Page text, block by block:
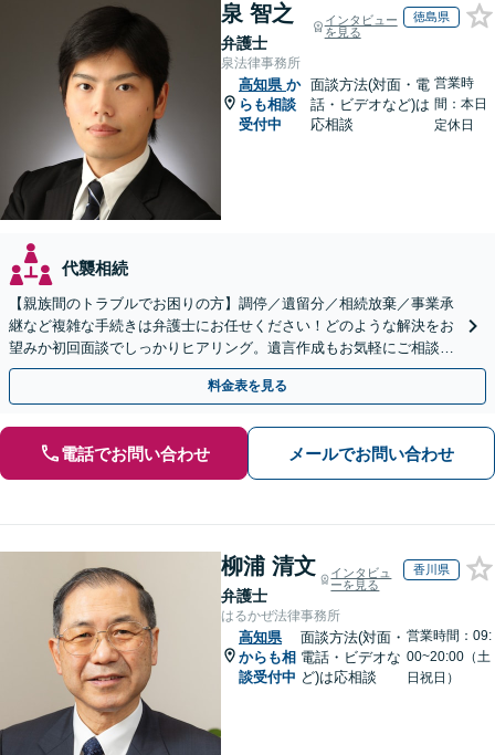
泉 智之
弁護士
インタビュー
を見る
徳島県
泉法律事務所
高知県 か
らも相談
受付中
面談方法(対面・電
話・ビデオなど)は
応相談
営業時
間：本日
定休日
代襲相続
【親族間のトラブルでお困りの方】調停／遺留分／相続放棄／事業承
継など複雑な手続きは弁護士にお任せください！どのような解決をお
望みか初回面談でしっかりヒアリング。遺言作成もお気軽にご相談く
ださい。
料金表を見る
電話でお問い合わせ メールでお問い合わせ
柳浦 清文
弁護士
インタビュ
ーを見る
香川県
はるかぜ法律事務所
高知県
からも相
談受付中
面談方法(対面・
電話・ビデオな
ど)は応相談
営業時間：09:
00~20:00（土
日祝日）